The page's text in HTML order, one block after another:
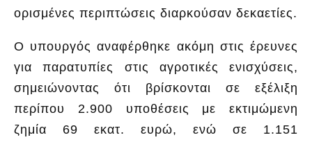
ορισμένες περιπτώσεις διαρκούσαν δεκαετίες.
Ο υπουργός αναφέρθηκε ακόμη στις έρευνες
για παρατυπίες στις αγροτικές ενισχύσεις,
σημειώνοντας ότι βρίσκονται σε εξέλιξη
περίπου 2.900 υποθέσεις με εκτιμώμενη
ζημία 69 εκατ. ευρώ, ενώ σε 1.151